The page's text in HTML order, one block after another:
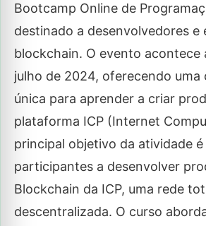
Bootcamp Online de
destinado a desenvolvedores e
blockchain. O evento acontece
julho de 2024, oferecendo
única para aprender a criar
plataforma ICP (Internet
principal objetivo da atividade
participantes a desenvolver
Blockchain da ICP, uma rede
descentralizada. O curso